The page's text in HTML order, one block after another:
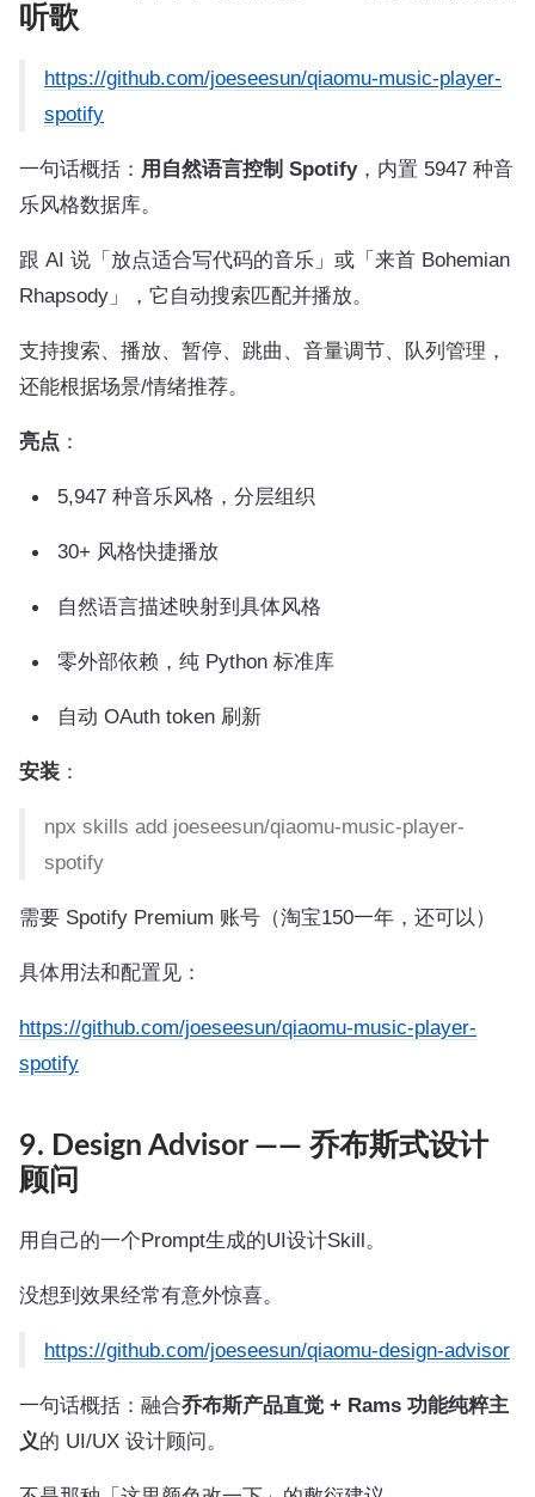
听歌
https://github.com/joeseesun/qiaomu-music-player-
spotify
一句话概括： 用自然语言控制 Spotify，内置 5947 种音
乐风格数据库。
跟 AI 说「放点适合写代码的音乐」或「来首 Bohemian
Rhapsody」，它自动搜索匹配并播放。
支持搜索、播放、暂停、跳曲、音量调节、队列管理，
还能根据场景/情绪推荐。
亮点 ：
5,947 种音乐风格，分层组织
30+ 风格快捷播放
自然语言描述映射到具体风格
零外部依赖，纯 Python 标准库
自动 OAuth token 刷新
安装 ：
npx skills add joeseesun/qiaomu-music-player-
spotify
需要 Spotify Premium 账号（淘宝150一年，还可以）
具体用法和配置见：
https://github.com/joeseesun/qiaomu-music-player-
spotify
9. Design Advisor —— 乔布斯式设计
顾问
用自己的一个Prompt生成的UI设计Skill。
没想到效果经常有意外惊喜。
https://github.com/joeseesun/qiaomu-design-advisor
一句话概括：融合乔布斯产品直觉 + Rams 功能纯粹主
义的 UI/UX 设计顾问。